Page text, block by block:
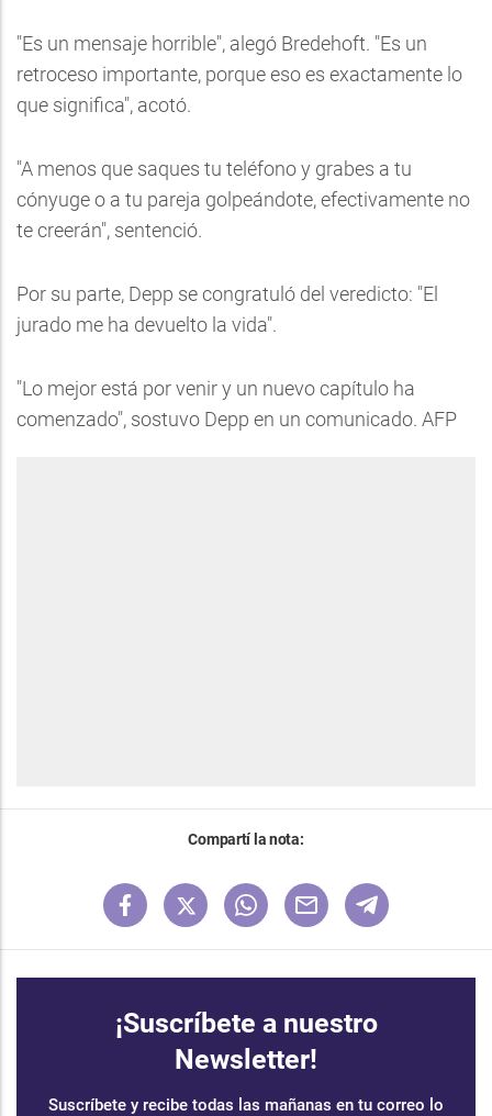
"Es un mensaje horrible", alegó Bredehoft. "Es un
retroceso importante, porque eso es exactamente lo
que significa", acotó.
"A menos que saques tu teléfono y grabes a tu
cónyuge o a tu pareja golpeándote, efectivamente no
te creerán", sentenció.
Por su parte, Depp se congratuló del veredicto: "El
jurado me ha devuelto la vida".
"Lo mejor está por venir y un nuevo capítulo ha
comenzado", sostuvo Depp en un comunicado. AFP
Compartí la nota:
¡Suscríbete a nuestro
Newsletter!
Suscríbete y recibe todas las mañanas en tu correo lo